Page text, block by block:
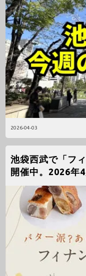
2026-04-03
池袋西武で「フ
開催中。2026年